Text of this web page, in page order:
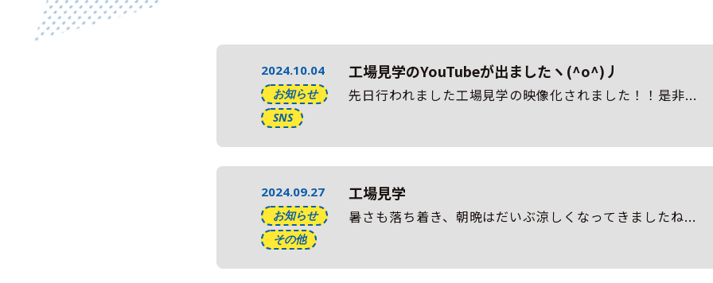
2024.10.04
お知らせ
SNS
工場見学のYouTubeが出ましたヽ(^o^)丿
先日行われました工場見学の映像化されました！！是非...
2024.09.27
お知らせ
その他
工場見学
暑さも落ち着き、朝晩はだいぶ涼しくなってきましたね...